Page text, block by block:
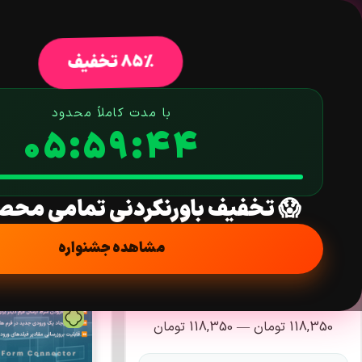
85% تخفیف
با مدت کاملاً محدود
05:59:44
😱 تخفیف باورنکردنی تمامی
مشاهده جشنواره
فروشگاه
جستجو در محصولات
فیلتر قیمت
118,350 تومان —
118,350 تومان